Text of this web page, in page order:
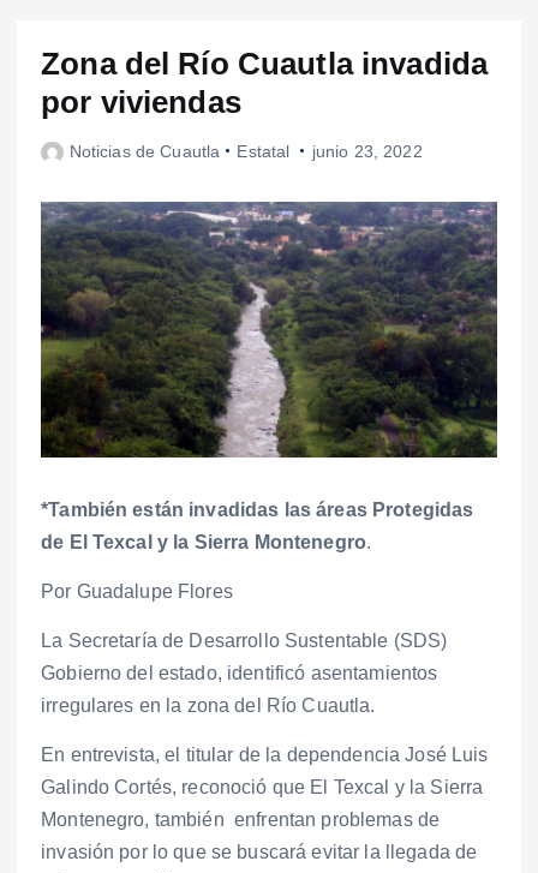
Zona del Río Cuautla invadida
por viviendas
Noticias de Cuautla Estatal junio 23, 2022
*También están invadidas las áreas Protegidas
de El Texcal y la Sierra Montenegro.
Por Guadalupe Flores
La Secretaría de Desarrollo Sustentable (SDS)
Gobierno del estado, identificó asentamientos
irregulares en la zona del Río Cuautla.
En entrevista, el titular de la dependencia José Luis
Galindo Cortés, reconoció que El Texcal y la Sierra
Montenegro, también enfrentan problemas de
invasión por lo que se buscará evitar la llegada de